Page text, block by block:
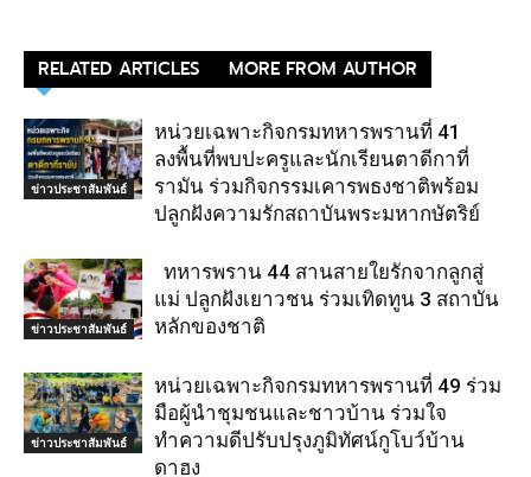
RELATED ARTICLES MORE FROM AUTHOR
ข่าวประชาสัมพันธ์
หน่วยเฉพาะกิจกรมทหารพรานที่ 41
ลงพื้นที่พบปะครูและนักเรียนตาดีกาที่
รามัน ร่วมกิจกรรมเคารพธงชาติพร้อม
ปลูกฝังความรักสถาบันพระมหากษัตริย์
ข่าวประชาสัมพันธ์
ทหารพราน 44 สานสายใยรักจากลูกสู่
แม่ ปลูกฝังเยาวชน ร่วมเทิดทูน 3 สถาบัน
หลักของชาติ
ข่าวประชาสัมพันธ์
หน่วยเฉพาะกิจกรมทหารพรานที่ 49 ร่วม
มือผู้นำชุมชนและชาวบ้าน ร่วมใจ
ทำความดีปรับปรุงภูมิทัศน์กูโบว์บ้าน
ดาฮง